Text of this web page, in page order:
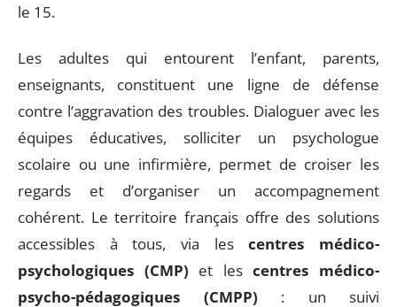
le 15.
Les adultes qui entourent l’enfant, parents,
enseignants, constituent une ligne de défense
contre l’aggravation des troubles. Dialoguer avec les
équipes éducatives, solliciter un psychologue
scolaire ou une infirmière, permet de croiser les
regards et d’organiser un accompagnement
cohérent. Le territoire français offre des solutions
accessibles à tous, via lescentres médico-
psychologiques (CMP) et lescentres médico-
psycho-pédagogiques (CMPP) : un suivi